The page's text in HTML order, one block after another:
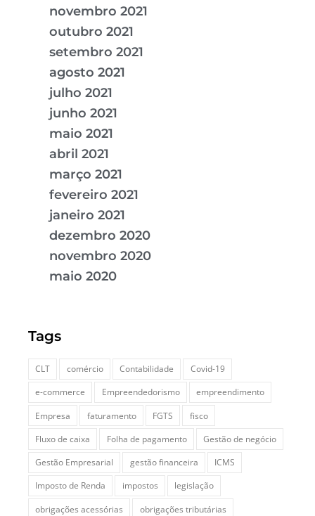
novembro 2021
outubro 2021
setembro 2021
agosto 2021
julho 2021
junho 2021
maio 2021
abril 2021
março 2021
fevereiro 2021
janeiro 2021
dezembro 2020
novembro 2020
maio 2020
Tags
CLT comércio Contabilidade
Covid-19
e-commerce
Empreendedorismo
empreendimento
Empresa
faturamento FGTS
fisco
Fluxo de caixa
Folha de pagamento
Gestão de negócio
Gestão Empresarial
gestão financeira
ICMS
Imposto de Renda
impostos
legislação
obrigações acessórias
obrigações tributárias